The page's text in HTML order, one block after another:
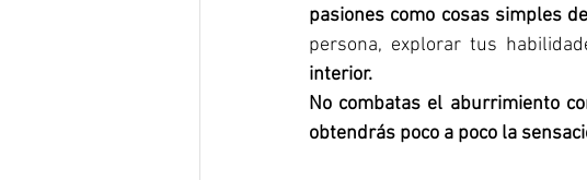
pasiones como cosas simples
persona, explorar tus
interior.
No combatas el aburrimiento
obtendrás poco a poco la